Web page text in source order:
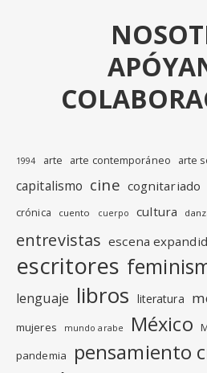
1994 arte arte contemporáneo arte
capitalismo cine cognitariado
crónica cuento cuerpo cultura
entrevistas escena
escritores
lenguaje libros literatura
mujeres mundo arabe México
pandemia pensamiento